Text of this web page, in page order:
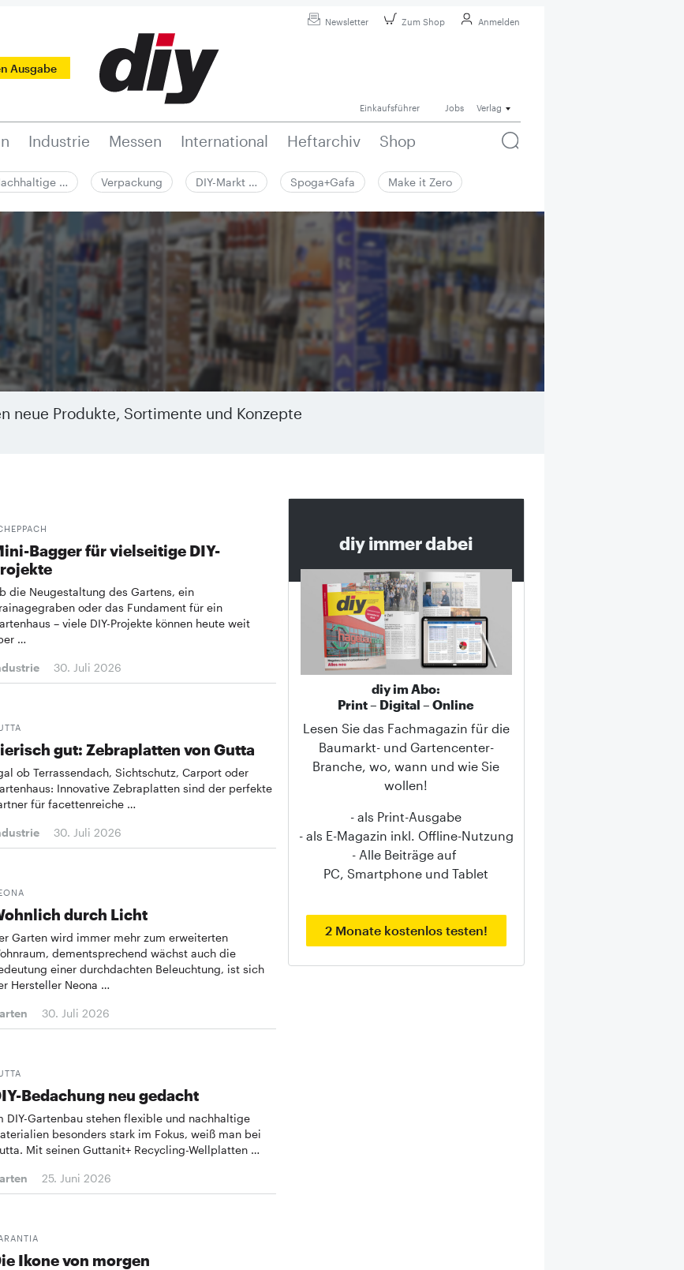
Newsletter Zum Shop Anmelden
Ausgabe
Einkaufsführer Jobs Verlag
Industrie Messen International Heftarchiv Shop
… Verpackung DIY-Markt … Spoga+Gafa Make it Zero
neue Produkte, Sortimente und Konzepte
Bagger für vielseitige DIY-
die Neugestaltung des Gartens, ein
oder das Fundament für ein
– viele DIY-Projekte können heute weit
…
30. Juli 2026
gut: Zebraplatten von Gutta
ob Terrassendach, Sichtschutz, Carport oder
Innovative Zebraplatten sind der perfekte
für facettenreiche …
30. Juli 2026
durch Licht
Garten wird immer mehr zum erweiterten
dementsprechend wächst auch die
einer durchdachten Beleuchtung, ist sich
Hersteller Neona …
30. Juli 2026
Bedachung neu gedacht
DIY-Gartenbau stehen flexible und nachhaltige
besonders stark im Fokus, weiß man bei
Mit seinen Guttanit+ Recycling-Wellplatten …
25. Juni 2026
Ikone von morgen
diy immer dabei
diy im Abo:
Print – Digital – Online
Lesen Sie das Fachmagazin für die
Baumarkt- und Gartencenter-
Branche, wo, wann und wie Sie
wollen!
- als Print-Ausgabe
- als E-Magazin inkl. Offline-Nutzung
- Alle Beiträge auf
PC, Smartphone und Tablet
2 Monate kostenlos testen!